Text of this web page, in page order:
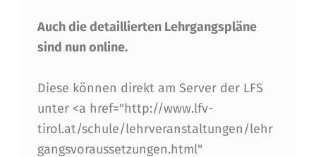
V
R
A
N
Auch die detaillierten Lehrgangspläne
sind nun online.
Diese können direkt am Server der LFS
unter <a href="http://www.lfv-
tirol.at/schule/lehrveranstaltungen/lehr
gangsvoraussetzungen.html"